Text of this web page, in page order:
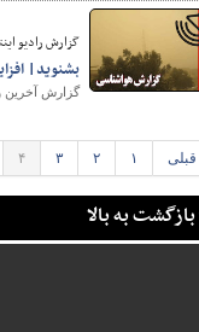
شهرسازیگزارش رادیو
بشنوید|
گزارش آخرین
قبلی ۱ ۲ ۳ ۴
بازگشت به بالا